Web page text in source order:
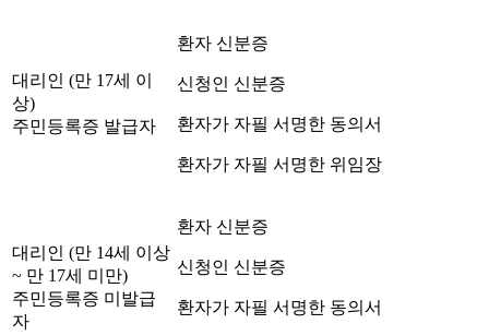
대리인 (만 17세 이
상)
주민등록증 발급자
환자 신분증
신청인 신분증
환자가 자필 서명한 동의서
환자가 자필 서명한 위임장
대리인 (만 14세 이상
~ 만 17세 미만)
주민등록증 미발급
자
환자 신분증
신청인 신분증
환자가 자필 서명한 동의서